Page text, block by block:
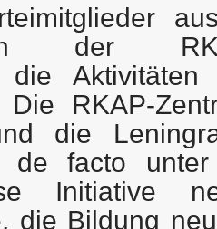
der
die
Die RKAP-
die
de facto
Initiative
die Bildung